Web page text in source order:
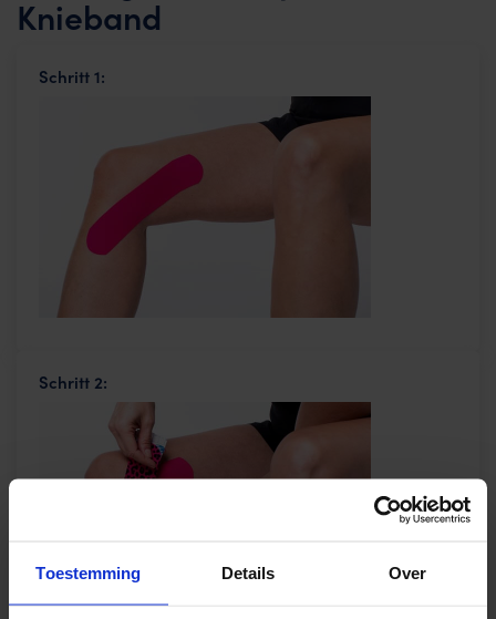
Toestemming Details Over
Knieband
Schritt 1:
Schritt 2: